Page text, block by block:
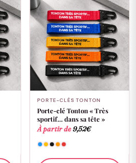
PORTE-CLÉS TONTON
Porte-clé Tonton « Très
sportif… dans sa tête »
À partir de9,52€